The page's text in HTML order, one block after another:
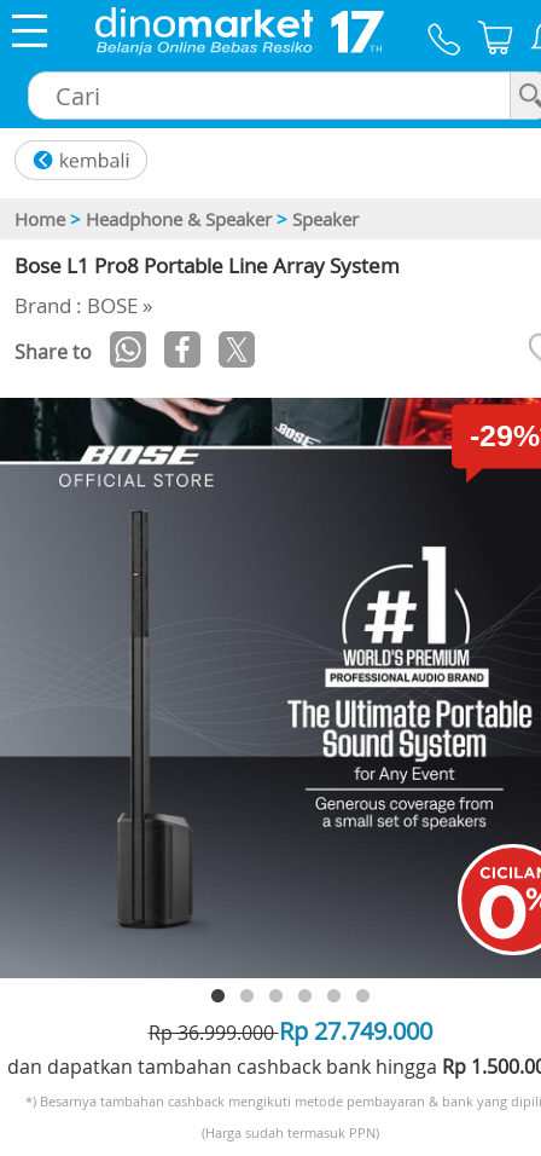
Home > Headphone & Speaker > Speaker
Bose L1 Pro8 Portable Line Array System
Brand : BOSE »
Share to
-
Rp 36.999.000Rp 27.749.000
dan dapatkan tambahan cashback bank hingga Rp
*) Besarnya tambahan cashback mengikuti metode pembayaran & bank yang
(Harga sudah termasuk PPN)